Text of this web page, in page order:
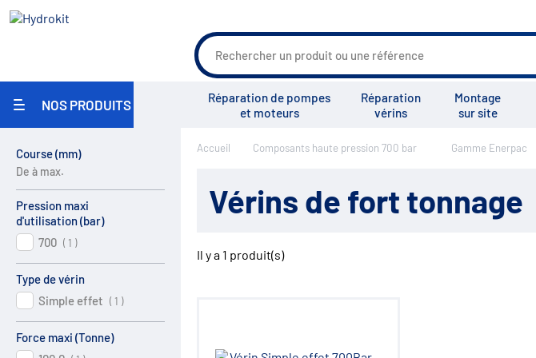
NOS PRODUITS
Travaux Publics / Manutention
Industrie / Agro-alimentaire
Pièces pour pulvérisateurs
Environnement
Réparation
Pompe hydraulique
Réservoirs
Filtration
Échangeurs
Centrales hydrauliques
Régulation de débit
Régulation de pression
Réparation de pompes
et moteurs
Réparation
vérins
Montage
sur site
Groupe Vensys Actualités Salons Tous les services
Course(mm)
De à max.
Pression maxi
d'utilisation(bar)
700
( 1 )
Type de vérin
Simple effet
( 1 )
Force maxi (Tonne)
Accueil Composants haute pression 700 bar Gamme Enerpac
Vérins de fort tonnage
Il y a 1 produit(s)